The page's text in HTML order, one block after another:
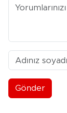
Gönder